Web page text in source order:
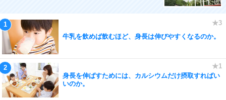
牛乳を飲めば飲むほど、身長は伸びやすくなるのか。
身長を伸ばすためには、カルシウムだけ摂取すればい
いのか。